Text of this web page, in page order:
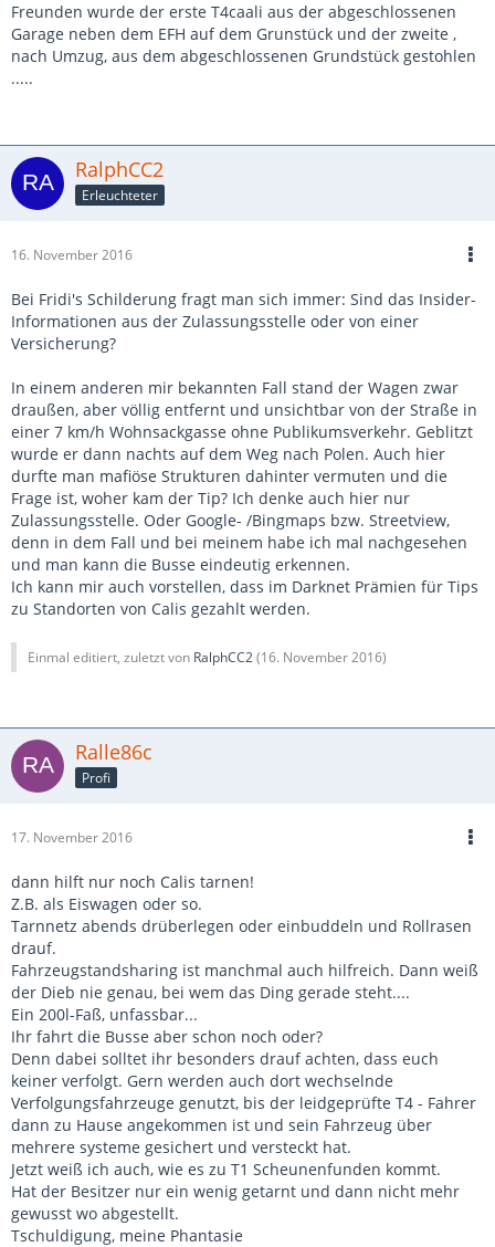
Freunden wurde der erste T4caali aus der abgeschlossenen
Garage neben dem EFH auf dem Grunstück und der zweite ,
nach Umzug, aus dem abgeschlossenen Grundstück gestohlen
.....
RalphCC2
Erleuchteter
16. November 2016
Bei Fridi's Schilderung fragt man sich immer: Sind das Insider-
Informationen aus der Zulassungsstelle oder von einer
Versicherung?
In einem anderen mir bekannten Fall stand der Wagen zwar
draußen, aber völlig entfernt und unsichtbar von der Straße in
einer 7 km/h Wohnsackgasse ohne Publikumsverkehr. Geblitzt
wurde er dann nachts auf dem Weg nach Polen. Auch hier
durfte man mafiöse Strukturen dahinter vermuten und die
Frage ist, woher kam der Tip? Ich denke auch hier nur
Zulassungsstelle. Oder Google- /Bingmaps bzw. Streetview,
denn in dem Fall und bei meinem habe ich mal nachgesehen
und man kann die Busse eindeutig erkennen.
Ich kann mir auch vorstellen, dass im Darknet Prämien für Tips
zu Standorten von Calis gezahlt werden.
Einmal editiert, zuletzt von RalphCC2(16. November 2016)
Ralle86c
Profi
17. November 2016
dann hilft nur noch Calis tarnen!
Z.B. als Eiswagen oder so.
Tarnnetz abends drüberlegen oder einbuddeln und Rollrasen
drauf.
Fahrzeugstandsharing ist manchmal auch hilfreich. Dann weiß
der Dieb nie genau, bei wem das Ding gerade steht....
Ein 200l-Faß, unfassbar...
Ihr fahrt die Busse aber schon noch oder?
Denn dabei solltet ihr besonders drauf achten, dass euch
keiner verfolgt. Gern werden auch dort wechselnde
Verfolgungsfahrzeuge genutzt, bis der leidgeprüfte T4 - Fahrer
dann zu Hause angekommen ist und sein Fahrzeug über
mehrere systeme gesichert und versteckt hat.
Jetzt weiß ich auch, wie es zu T1 Scheunenfunden kommt.
Hat der Besitzer nur ein wenig getarnt und dann nicht mehr
gewusst wo abgestellt.
Tschuldigung, meine Phantasie